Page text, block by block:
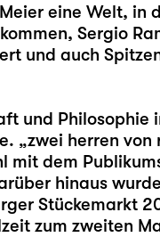
eine Welt, in
Sergio
und auch
und Philosophie
„zwei herren
mit dem
hinaus
Stückemarkt
zum zweiten